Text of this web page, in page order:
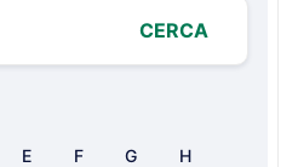
CERCA
E F G H